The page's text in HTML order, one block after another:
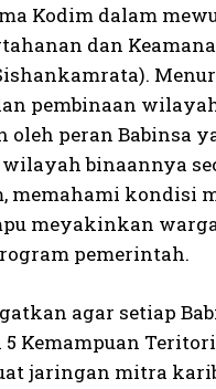
Kodim dalam
dan
pembinaan
oleh peran Babinsa
binaannya
memahami kondisi
meyakinkan
pemerintah.
agar setiap
5 Kemampuan
jaringan mitra